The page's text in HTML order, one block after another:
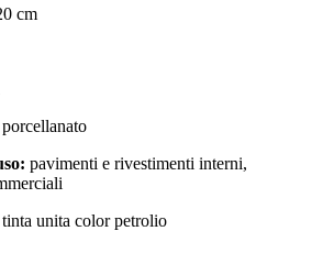
cm
pavimenti e rivestimenti interni,
tinta unita color petrolio